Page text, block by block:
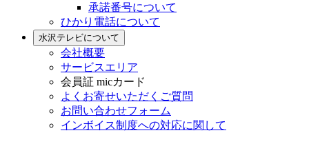
承諾番号について
ひかり電話について
水沢テレビについて
会社概要
サービスエリア
会員証 micカード
よくお寄せいただくご質問
お問い合わせフォーム
インボイス制度への対応に関して